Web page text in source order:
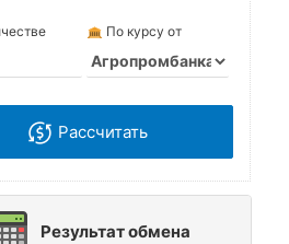
По курсу от
Рассчитать
Результат обмена